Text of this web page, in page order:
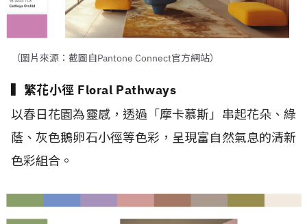
（圖片來源：截圖自Pantone Connect官方網站）
▍繁花小徑 Floral Pathways
以春日花園為靈感，透過「摩卡慕斯」串起花朵、綠
蔭、灰色鵝卵石小徑等色彩，呈現富自然氣息的清新
色彩組合。